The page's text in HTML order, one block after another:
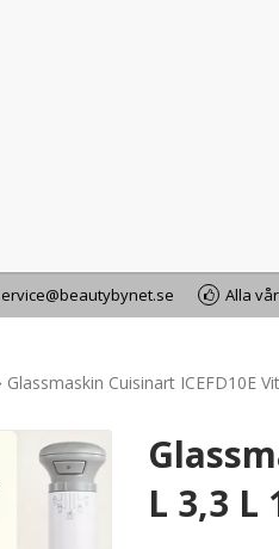
Alla
Glassmaskin Cuisinart ICEFD10E
L 3,3 L